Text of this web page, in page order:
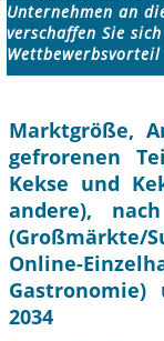
Unternehmen an
verschaffen Sie
Wettbewerbsvorteil
Marktgröße,
gefrorenen
Kekse und
andere),
Online-
Gastronomie)
2034